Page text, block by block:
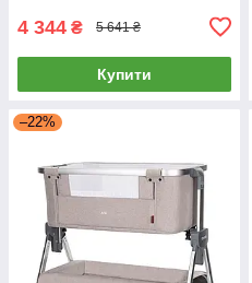
4 344 ₴ 5 641 ₴
Купити
–22%